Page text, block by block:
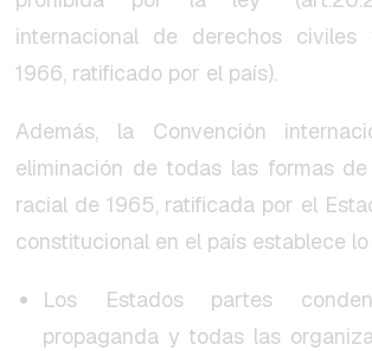
internacional de derechos
1966, ratificado por el país).
Además, la Convención
eliminación de todas las formas
racial de 1965, ratificada por el
constitucional en el país establece
Los Estados partes
propaganda y todas las